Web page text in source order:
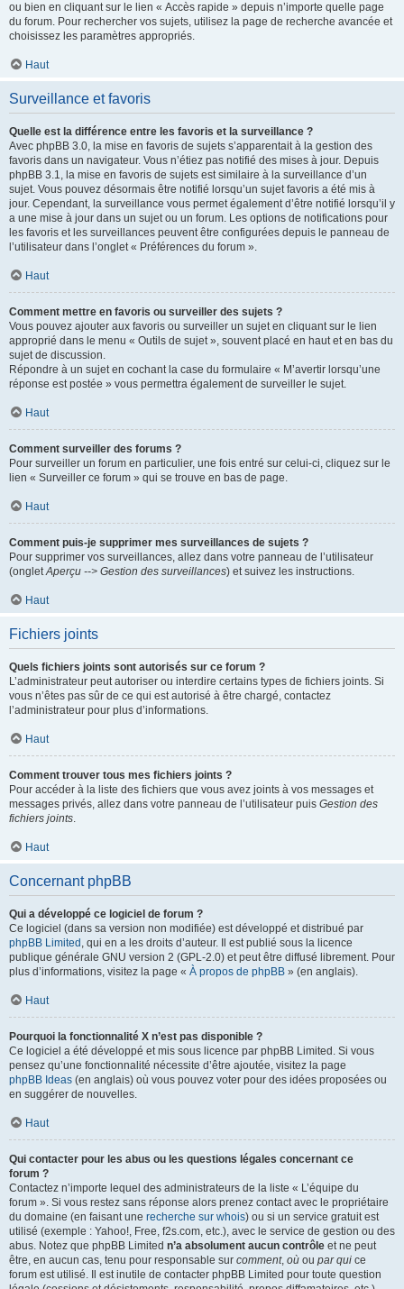
ou bien en cliquant sur le lien « Accès rapide » depuis n’importe quelle page
du forum. Pour rechercher vos sujets, utilisez la page de recherche avancée et
choisissez les paramètres appropriés.
Haut
Surveillance et favoris
Quelle est la différence entre les favoris et la surveillance ?
Avec phpBB 3.0, la mise en favoris de sujets s’apparentait à la gestion des
favoris dans un navigateur. Vous n’étiez pas notifié des mises à jour. Depuis
phpBB 3.1, la mise en favoris de sujets est similaire à la surveillance d’un
sujet. Vous pouvez désormais être notifié lorsqu’un sujet favoris a été mis à
jour. Cependant, la surveillance vous permet également d’être notifié lorsqu’il y
a une mise à jour dans un sujet ou un forum. Les options de notifications pour
les favoris et les surveillances peuvent être configurées depuis le panneau de
l’utilisateur dans l’onglet « Préférences du forum ».
Haut
Comment mettre en favoris ou surveiller des sujets ?
Vous pouvez ajouter aux favoris ou surveiller un sujet en cliquant sur le lien
approprié dans le menu « Outils de sujet », souvent placé en haut et en bas du
sujet de discussion.
Répondre à un sujet en cochant la case du formulaire « M’avertir lorsqu’une
réponse est postée » vous permettra également de surveiller le sujet.
Haut
Comment surveiller des forums ?
Pour surveiller un forum en particulier, une fois entré sur celui-ci, cliquez sur le
lien « Surveiller ce forum » qui se trouve en bas de page.
Haut
Comment puis-je supprimer mes surveillances de sujets ?
Pour supprimer vos surveillances, allez dans votre panneau de l’utilisateur
(ongletAperçu --> Gestion des surveillances) et suivez les instructions.
Haut
Fichiers joints
Quels fichiers joints sont autorisés sur ce forum ?
L’administrateur peut autoriser ou interdire certains types de fichiers joints. Si
vous n’êtes pas sûr de ce qui est autorisé à être chargé, contactez
l’administrateur pour plus d’informations.
Haut
Comment trouver tous mes fichiers joints ?
Pour accéder à la liste des fichiers que vous avez joints à vos messages et
messages privés, allez dans votre panneau de l’utilisateur puis Gestion des
fichiers joints.
Haut
Concernant phpBB
Qui a développé ce logiciel de forum ?
Ce logiciel (dans sa version non modifiée) est développé et distribué par
phpBB Limited , qui en a les droits d’auteur. Il est publié sous la licence
publique générale GNU version 2 (GPL-2.0) et peut être diffusé librement. Pour
plus d’informations, visitez la page « À propos de phpBB » (en anglais).
Haut
Pourquoi la fonctionnalité X n’est pas disponible ?
Ce logiciel a été développé et mis sous licence par phpBB Limited. Si vous
pensez qu’une fonctionnalité nécessite d’être ajoutée, visitez la page
phpBB Ideas (en anglais) où vous pouvez voter pour des idées proposées ou
en suggérer de nouvelles.
Haut
Qui contacter pour les abus ou les questions légales concernant ce
forum ?
Contactez n’importe lequel des administrateurs de la liste « L’équipe du
forum ». Si vous restez sans réponse alors prenez contact avec le propriétaire
du domaine (en faisant une recherche sur whois) ou si un service gratuit est
utilisé (exemple : Yahoo!, Free, f2s.com, etc.), avec le service de gestion ou des
abus. Notez que phpBB Limited n’a absolument aucun contrôle et ne peut
être, en aucun cas, tenu pour responsable sur comment, où ou par qui ce
forum est utilisé. Il est inutile de contacter phpBB Limited pour toute question